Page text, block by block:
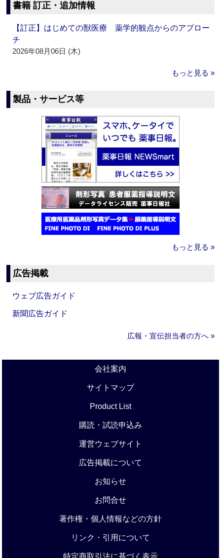
書籍 訂正・追加情報
【訂正】はじめての獣医療 薬学的観点からのアプロー
チ
2026年08月06日 (木)
もっと見る »
製品・サービス等
もっと見る »
広告掲載
ウェブ広告ガイド
新聞広告ガイド
広報・宣伝担当者の方へ »
会社案内
サイトマップ
Product List
購読・試読申込み
運営ウェブサイト
広告掲載について
お知らせ
お問合せ
著作権・個人情報などの方針
リンク・引用について